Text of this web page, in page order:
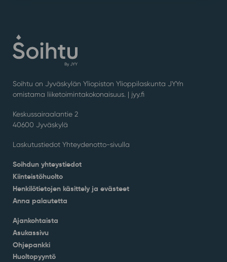
Soihtu on Jyväskylän Yliopiston Ylioppilaskunta JYYn
omistama liiketoimintakokonaisuus. | jyy.fi
Keskussairaalantie 2
40600 Jyväskylä
Laskutustiedot Yhteydenotto-sivulla
Soihdun yhteystiedot
Kiinteistöhuolto
Henkilötietojen käsittely ja evästeet
Anna palautetta
Ajankohtaista
Asukassivu
Ohjepankki
Huoltopyyntö